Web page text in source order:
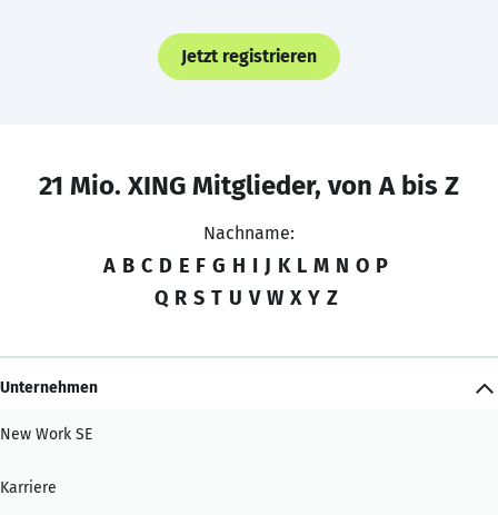
Jetzt registrieren
21 Mio. XING Mitglieder, von A bis Z
Nachname:
A B C D E F G H I J K L M N O P
Q R S T U V W X Y Z
Unternehmen
New Work SE
Karriere